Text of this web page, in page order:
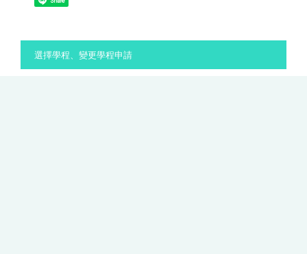
選擇學程、變更學程申請